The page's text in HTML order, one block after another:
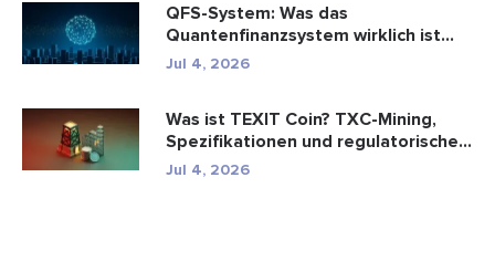
QFS-System: Was das
Quantenfinanzsystem wirklich ist
(2026)
Jul 4, 2026
Was ist TEXIT Coin? TXC-Mining,
Spezifikationen und regulatorische...
Jul 4, 2026